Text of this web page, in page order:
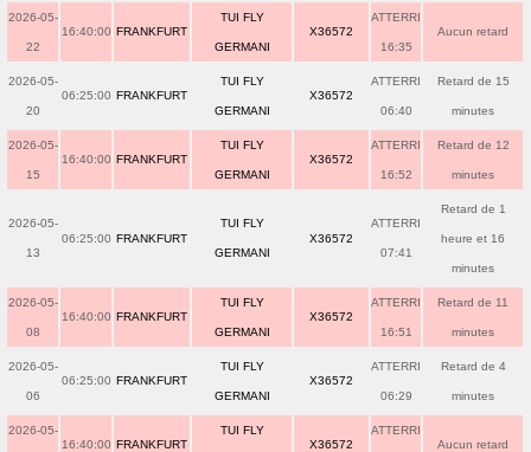
2026-05-
22
16:40:00 FRANKFURT
TUI FLY
GERMANI
X36572
ATTERRI
16:35
Aucun retard
2026-05-
20
06:25:00 FRANKFURT
TUI FLY
GERMANI
X36572
ATTERRI
06:40
Retard de 15
minutes
2026-05-
15
16:40:00 FRANKFURT
TUI FLY
GERMANI
X36572
ATTERRI
16:52
Retard de 12
minutes
2026-05-
13
06:25:00 FRANKFURT
TUI FLY
GERMANI
X36572
ATTERRI
07:41
Retard de 1
heure et 16
minutes
2026-05-
08
16:40:00 FRANKFURT
TUI FLY
GERMANI
X36572
ATTERRI
16:51
Retard de 11
minutes
2026-05-
06
06:25:00 FRANKFURT
TUI FLY
GERMANI
X36572
ATTERRI
06:29
Retard de 4
minutes
2026-05-
16:40:00 FRANKFURT
TUI FLY
X36572
ATTERRI
Aucun retard